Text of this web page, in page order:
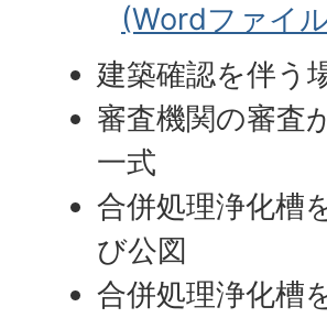
(Wordファイ
建築確認を伴う
審査機関の審査
一式
合併処理浄化槽
び公図
合併処理浄化槽